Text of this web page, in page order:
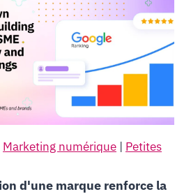
Marketing numérique | Petites
d'une marque renforce la